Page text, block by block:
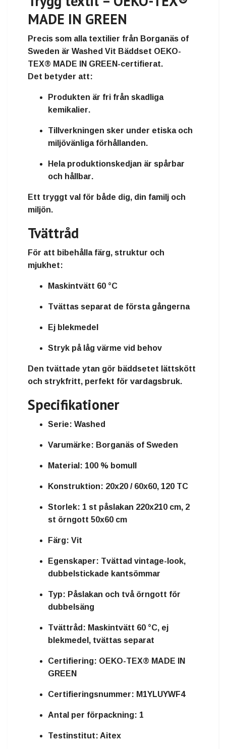
MADE IN GREEN
Precis som alla textilier från Borganäs of
Sweden är Washed Vit Bäddset OEKO-
TEX® MADE IN GREEN-certifierat.
Det betyder att:
Produkten är fri från skadliga
kemikalier.
Tillverkningen sker under etiska och
miljövänliga förhållanden.
Hela produktionskedjan är spårbar
och hållbar.
Ett tryggt val för både dig, din familj och
miljön.
Tvättråd
För att bibehålla färg, struktur och
mjukhet:
Maskintvätt 60 °C
Tvättas separat de första gångerna
Ej blekmedel
Stryk på låg värme vid behov
Den tvättade ytan gör bäddsetet lättskött
och strykfritt, perfekt för vardagsbruk.
Specifikationer
Serie: Washed
Varumärke: Borganäs of Sweden
Material: 100 % bomull
Konstruktion: 20x20 / 60x60, 120 TC
Storlek: 1 st påslakan 220x210 cm, 2
st örngott 50x60 cm
Färg: Vit
Egenskaper: Tvättad vintage-look,
dubbelstickade kantsömmar
Typ: Påslakan och två örngott för
dubbelsäng
Tvättråd: Maskintvätt 60 °C, ej
blekmedel, tvättas separat
Certifiering: OEKO-TEX® MADE IN
GREEN
Certifieringsnummer: M1YLUYWF4
Antal per förpackning: 1
Testinstitut: Aitex